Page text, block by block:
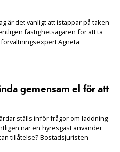
är det vanligt att istappar på taken
fastighetsägaren för att ta
Agneta
gemensam el för att
ställs inför frågor om laddning
när en hyresgäst använder
tillåtelse? Bostadsjuristen